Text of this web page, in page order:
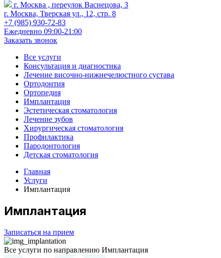
г. Москва , переулок Васнецова, 3
г. Москва, Тверская ул., 12, стр. 8
+7 (985) 930-72-83
Ежедневно 09:00-21:00
Заказать звонок
Все услуги
Консультация и диагностика
Лечение височно-нижнечелюстного сустава
Ортодонтия
Ортопедия
Имплантация
Эстетическая стоматология
Лечение зубов
Хирургическая стоматология
Профилактика
Пародонтология
Детская стоматология
Главная
Услуги
Имплантация
Имплантация
Записаться на прием
Все услуги по направлению Имплантация